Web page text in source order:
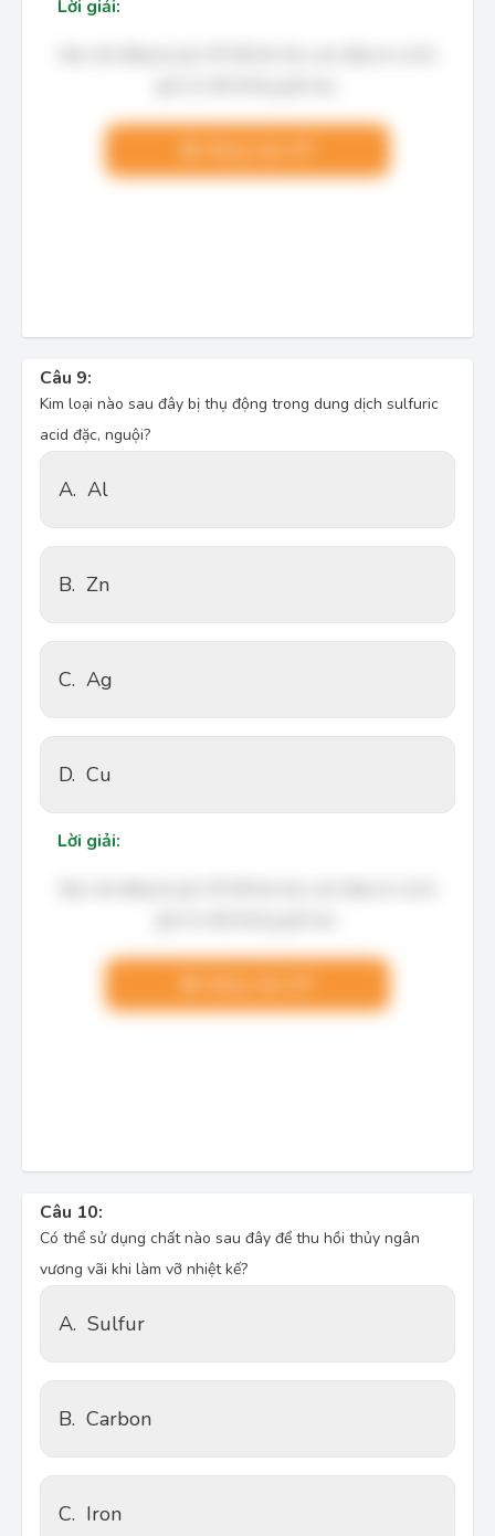
Lời giải:
Câu 9:
Kim loại nào sau đây bị thụ động trong dung dịch sulfuric
acid đặc, nguội?
A. Al
B. Zn
C. Ag
D. Cu
Lời giải:
Câu 10:
Có thể sử dụng chất nào sau đây để thu hồi thủy ngân
vương vãi khi làm vỡ nhiệt kế?
A. Sulfur
B. Carbon
C. Iron